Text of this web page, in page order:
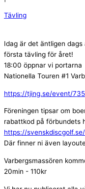
Tävling
Idag är det äntligen
första tävling för året!
18:00 öppnar vi portarna
Nationella Touren #1
https://tjing.se/event/
Föreningen tipsar om
rabattkod på förbundets
https://
Där finner ni även
Varbergsmassören
20min - 110kr